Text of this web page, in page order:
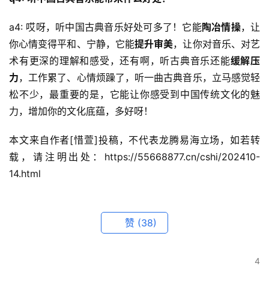
a4: 哎呀，听中国古典音乐好处可多了！它能陶冶情操，让
你心情变得平和、宁静，它能提升审美，让你对音乐、对艺
术有更深的理解和感受，还有啊，听古典音乐还能缓解压
力，工作累了、心情烦躁了，听一曲古典音乐，立马感觉轻
松不少，最重要的是，它能让你感受到中国传统文化的魅
力，增加你的文化底蕴，多好呀！
本文来自作者[惜萱]投稿，不代表龙腾易海立场，如若转
载，请注明出处：https://55668877.cn/cshi/202410-
14.html
赞 (38)
4